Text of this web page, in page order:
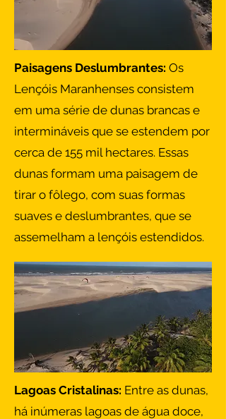
Paisagens Deslumbrantes: Os
Lençóis Maranhenses consistem
em uma série de dunas brancas e
intermináveis que se estendem por
cerca de 155 mil hectares. Essas
dunas formam uma paisagem de
tirar o fôlego, com suas formas
suaves e deslumbrantes, que se
assemelham a lençóis estendidos.
​Lagoas Cristalinas: Entre as dunas,
há inúmeras lagoas de água doce,